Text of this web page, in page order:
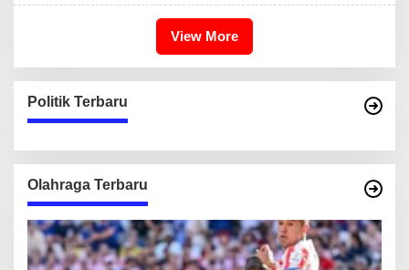
View More
Politik Terbaru
Olahraga Terbaru